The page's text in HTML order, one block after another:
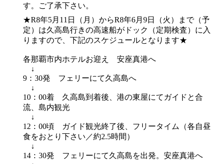
す。ご了承下さい。
★R8年5月11日（月）からR8年6月9日（火）まで（予
定）は久高島行きの高速船がドック（定期検査）に入
りますので、下記のスケジュールとなります★
各那覇市内ホテルお迎え 安座真港へ
↓
9：30発 フェリーにて久高島へ
↓
10：00着 久高島到着後、港の東屋にてガイドと合
流、島内観光
↓
12：00頃 ガイド観光終了後、フリータイム（各自昼
食をおとり下さい／約2.5時間）
↓
14：30発 フェリーにて久高島を出発。安座真港へ